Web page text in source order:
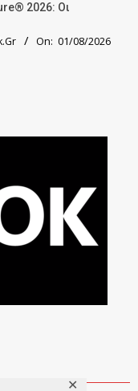
✕
2026: Οι
On: 01/08/2026